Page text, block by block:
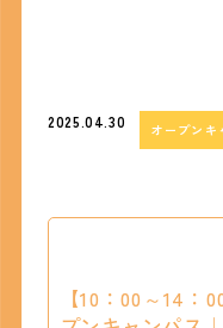
2025.04.30 オープンキ
【10：00～14